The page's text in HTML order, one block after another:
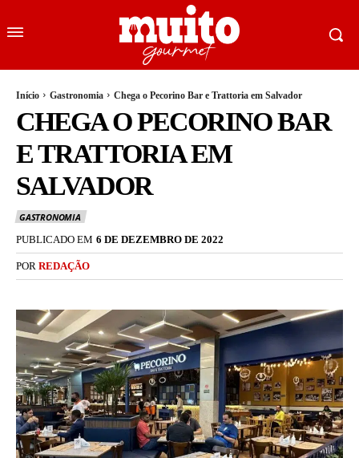
Início Gastronomia Chega o Pecorino Bar e Trattoria em Salvador
CHEGA O PECORINO BAR
E TRATTORIA EM
SALVADOR
GASTRONOMIA
PUBLICADO EM 6 DE DEZEMBRO DE 2022
POR REDAÇÃO